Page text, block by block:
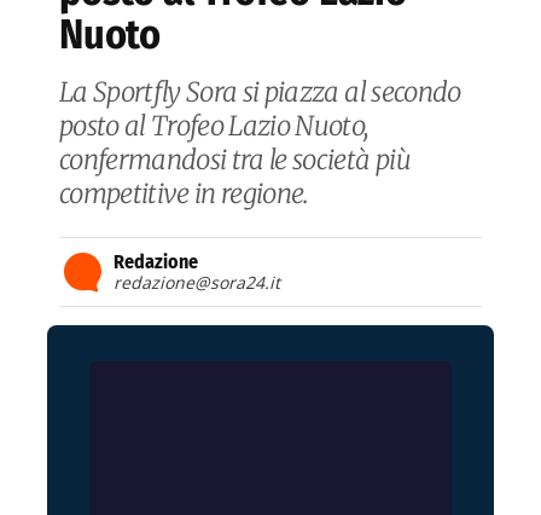
Nuoto
La Sportfly Sora si piazza al secondo
posto al Trofeo Lazio Nuoto,
confermandosi tra le società più
competitive in regione.
Redazione
redazione@sora24.it